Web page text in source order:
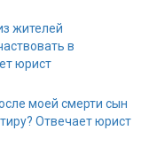
жителей
в
юрист
моей смерти сын
Отвечает юрист